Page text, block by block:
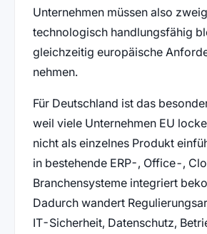
Unternehmen müssen also
technologisch handlungsfähig
gleichzeitig europäische
nehmen.
Für Deutschland ist das
weil viele Unternehmen EU
nicht als einzelnes Produkt
in bestehende ERP-, Office-,
Branchensysteme integriert
Dadurch wandert
IT-Sicherheit, Datenschutz,